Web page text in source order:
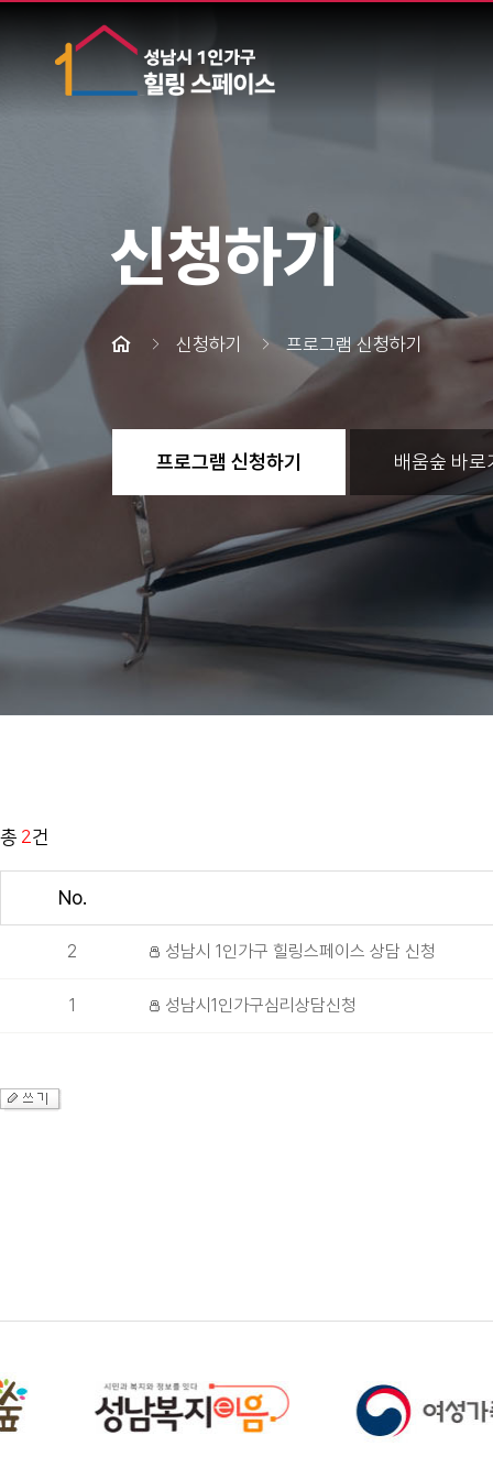
신청하기
신청하기 프로그램 신청하기
프로그램 신청하기 배움숲 바로
총 2건
No.
2 성남시 1인가구 힐링스페이스 상담 신청
1 성남시1인가구심리상담신청